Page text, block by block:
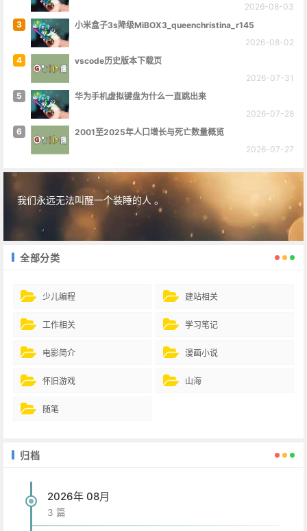
2026-08-03
3
小米盒子3s降级MiBOX3_queenchristina_r145
2026-08-02
4
vscode历史版本下载页
2026-07-31
5
华为手机虚拟键盘为什么一直跳出来
2026-07-28
6
2001至2025年人口增长与死亡数量概览
2026-07-27
我们永远无法叫醒一个装睡的人 。
全部分类
少儿编程 建站相关
工作相关 学习笔记
电影简介 漫画小说
怀旧游戏 山海
随笔
归档
2026年 08月
3 篇